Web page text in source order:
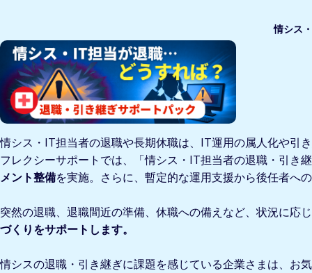
情シス
情シス・IT担当者の退職や長期休職は、IT運用の属人化や引
フレクシーサポートでは、「情シス・IT担当者の退職・引き
メント整備を実施。さらに、暫定的な運用支援から後任者へ
突然の退職、退職間近の準備、休職への備えなど、状況に応
づくりをサポートします。
情シスの退職・引き継ぎに課題を感じている企業さまは、お